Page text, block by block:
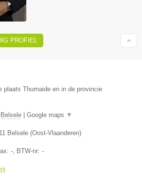
PROFIEL
plaats Thumaide en in de provincie
Belsele | Google maps ▼
Belsele (Oost-Vlaanderen)
- , BTW-nr: -